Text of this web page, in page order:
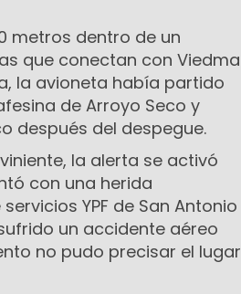
metros dentro de un
que conectan con Viedma
la avioneta había partido
de Arroyo Seco y
después del despegue.
la alerta se activó
con una herida
YPF de San Antonio
un accidente aéreo
no pudo precisar el lugar